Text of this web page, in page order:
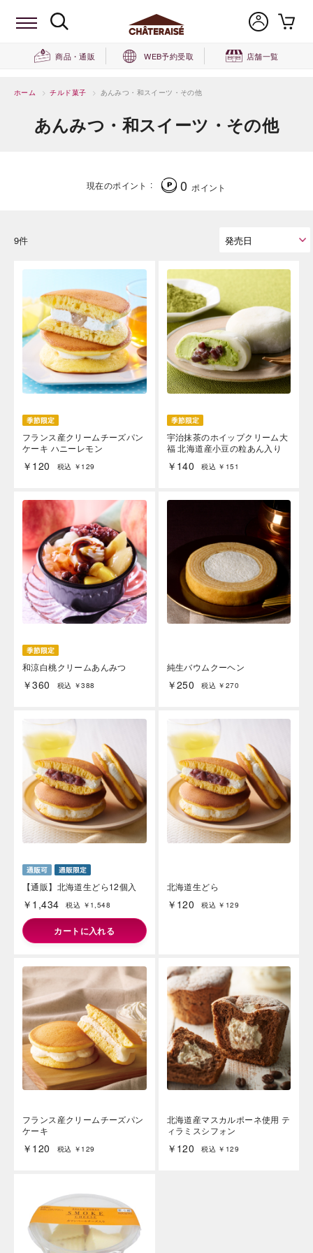
商品・通販 WEB予約受取 店舗一覧
ホーム > チルド菓子 > あんみつ・和スイーツ・その他
あんみつ・和スイーツ・その他
現在のポイント 0 ポイント
9件
フランス産クリームチーズパン
ケーキ ハニーレモン
￥120 税込 ￥129
宇治抹茶のホイップクリーム大
福 北海道産小豆の粒あん入り
￥140 税込 ￥151
和涼白桃クリームあんみつ
￥360 税込 ￥388
純生バウムクーヘン
￥250 税込 ￥270
【通販】北海道生どら12個入
￥1,434 税込 ￥1,548
カートに入れる
北海道生どら
￥120 税込 ￥129
フランス産クリームチーズパン
ケーキ
￥120 税込 ￥129
北海道産マスカルポーネ使用 テ
ィラミスシフォン
￥120 税込 ￥129
。雄大な八ヶ岳山麓の自
れる、こだわりのスイー
さい。
海外 Overseas shops
Indonesia
Singapore
Malaysia
Hong Kong
Vietnam